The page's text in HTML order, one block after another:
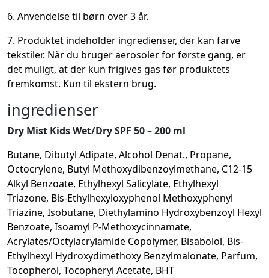
6. Anvendelse til børn over 3 år.
7. Produktet indeholder ingredienser, der kan farve
tekstiler. Når du bruger aerosoler for første gang, er
det muligt, at der kun frigives gas før produktets
fremkomst. Kun til ekstern brug.
ingredienser
Dry Mist Kids Wet/Dry SPF 50 – 200 ml
Butane, Dibutyl Adipate, Alcohol Denat., Propane,
Octocrylene, Butyl Methoxydibenzoylmethane, C12-15
Alkyl Benzoate, Ethylhexyl Salicylate, Ethylhexyl
Triazone, Bis-Ethylhexyloxyphenol Methoxyphenyl
Triazine, Isobutane, Diethylamino Hydroxybenzoyl Hexyl
Benzoate, Isoamyl P-Methoxycinnamate,
Acrylates/Octylacrylamide Copolymer, Bisabolol, Bis-
Ethylhexyl Hydroxydimethoxy Benzylmalonate, Parfum,
Tocopherol, Tocopheryl Acetate, BHT